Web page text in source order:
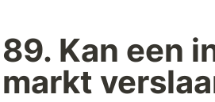
89. Kan een
markt